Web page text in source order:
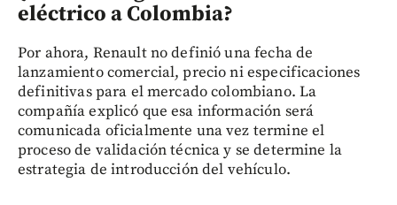
eléctrico a Colombia?
Por ahora, Renault no definió una fecha de
lanzamiento comercial, precio ni especificaciones
definitivas para el mercado colombiano. La
compañía explicó que esa información será
comunicada oficialmente una vez termine el
proceso de validación técnica y se determine la
estrategia de introducción del vehículo.